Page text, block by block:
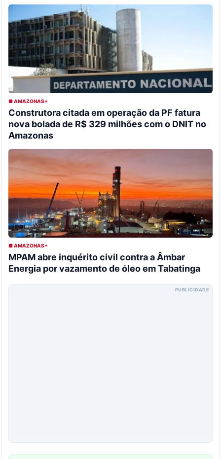
■ AMAZONAS+
Construtora citada em operação da PF fatura
nova bolada de R$ 329 milhões com o DNIT no
Amazonas
■ AMAZONAS+
MPAM abre inquérito civil contra a Âmbar
Energia por vazamento de óleo em Tabatinga
PUBLICIDADE